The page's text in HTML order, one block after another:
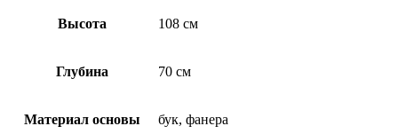
Высота 108 см
Глубина 70 см
Материал основы бук, фанера